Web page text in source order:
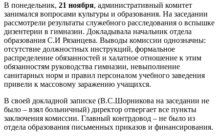
В понедельник, 21 ноября, административный комитет
занимался вопросами культуры и образования. На заседании
рассмотрели результаты служебного расследования о вспышке
дизентерии в гимназии. Докладывала начальник отдела
образования С.И Рязанцева. Выводы комиссии однозначны:
отсутствие должностных инструкций, формальное
распределение обязанностей и халатное отношение к этим
обязанностям руководства гимназии, невыполнение
санитарных норм и правил персоналом учебного заведения
привели к массовому заражению учащихся.
В своей докладной записке (В.С.Шорникова на заседании не
было – взял больничный) директор отвергает все пункты
заключения комиссии. Главный контрдовод – не было из
отдела образования письменных приказов и финансирования.